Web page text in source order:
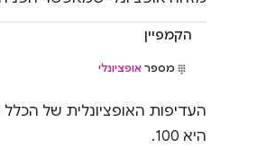
הקמפיין
מספר אופציונלי
העדיפות האופציונלית של
היא 100.